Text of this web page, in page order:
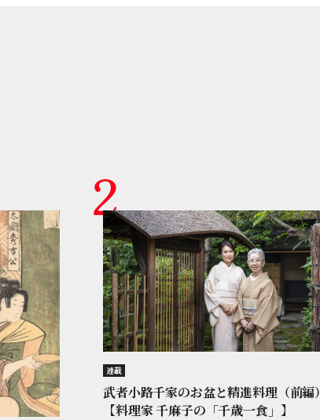
連載
武者小路千家のお盆と精進料理（前編）
【料理家 千麻子の「千歳一食」】